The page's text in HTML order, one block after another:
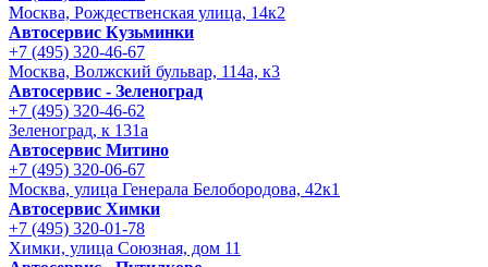
Москва, Рождественская улица, 14к2
Автосервис Кузьминки
+7 (495) 320-46-67
Москва, Волжский бульвар, 114а, к3
Автосервис - Зеленоград
+7 (495) 320-46-62
Зеленоград, к 131а
Автосервис Митино
+7 (495) 320-06-67
Москва, улица Генерала Белобородова, 42к1
Автосервис Химки
+7 (495) 320-01-78
Химки, улица Союзная, дом 11